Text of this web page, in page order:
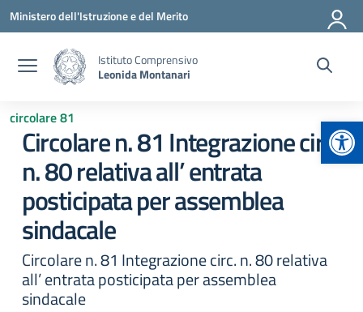
Vai ai contenuti
Vai al menu di navigazione
Vai al footer
Ministero dell'Istruzione e del Merito
Istituto Comprensivo
Leonida Montanari
circolare 81
Circolare n. 81 Integrazione circ.
n. 80 relativa all’ entrata
posticipata per assemblea
sindacale
Circolare n. 81 Integrazione circ. n. 80 relativa
all’ entrata posticipata per assemblea
sindacale